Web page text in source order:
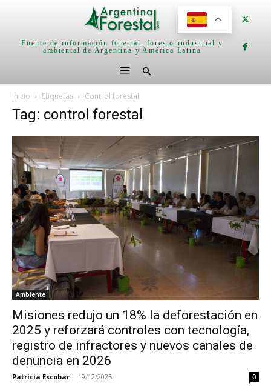
Fuente de información forestal, foresto-industrial y
ambiental de Argentina y América Latina
Inicio Etiquetas Control forestal
Tag: control forestal
Ambiente
Misiones redujo un 18% la deforestación en
2025 y reforzará controles con tecnología,
registro de infractores y nuevos canales de
denuncia en 2026
Patricia Escobar - 19/12/2025 0